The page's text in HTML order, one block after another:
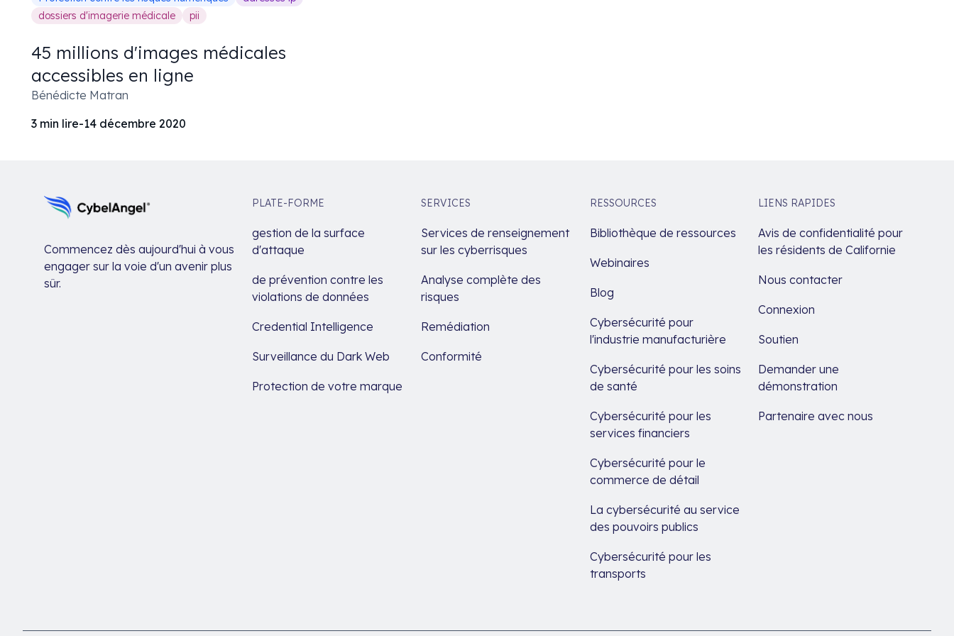
dossiers d'imagerie médicale
pii
45 millions d'images médicales
accessibles en ligne
Bénédicte Matran
3 min lire-14 décembre 2020
Commencez dès aujourd'hui à vous
engager sur la voie d'un avenir plus
sûr.
PLATE-FORME
gestion de la surface
d'attaque
de prévention contre les
violations de données
Credential Intelligence
Surveillance du Dark Web
Protection de votre marque
SERVICES
Services de renseignement
sur les cyberrisques
Analyse complète des
risques
Remédiation
Conformité
RESSOURCES
Bibliothèque de ressources
Webinaires
Blog
Cybersécurité pour
l'industrie manufacturière
Cybersécurité pour les soins
de santé
Cybersécurité pour les
services financiers
Cybersécurité pour le
commerce de détail
La cybersécurité au service
des pouvoirs publics
Cybersécurité pour les
transports
LIENS RAPIDES
Avis de confidentialité pour
les résidents de Californie
Nous contacter
Connexion
Soutien
Demander une
démonstration
Partenaire avec nous